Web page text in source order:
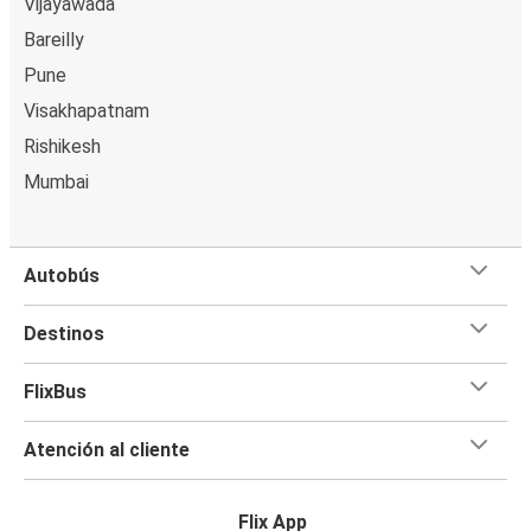
Bareilly
Pune
Visakhapatnam
Rishikesh
Mumbai
Autobús
Destinos
FlixBus
Atención al cliente
Flix App